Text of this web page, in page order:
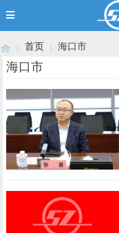
›
首页
›
海口市
海口市